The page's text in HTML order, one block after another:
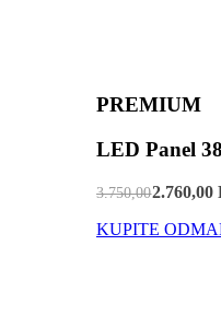
PREMIUM
LED Panel
3.750,002.760,00
KUPITE